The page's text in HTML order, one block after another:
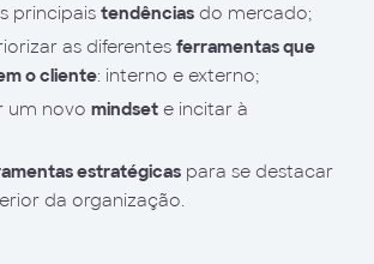
principais tendências do mercado;
as diferentes ferramentas que
o cliente: interno e externo;
um novo mindset e incitar à
estratégicas para se destacar
da organização.